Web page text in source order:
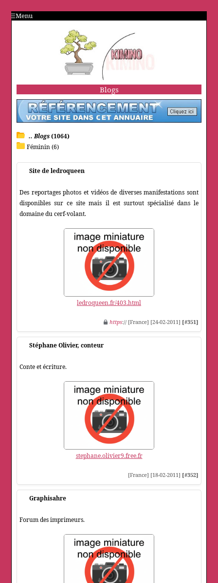
Menu
Blogs
.. Blogs(1064)
Féminin (6)
Site de ledroqueen
Des reportages photos et vidéos de diverses manifestations sont
disponibles sur ce site mais il est surtout spécialisé dans le
domaine du cerf-volant.
ledroqueen.fr/403.html
https:// [France] [24-02-2011] [#351]
Stéphane Olivier, conteur
Conte et écriture.
stephane.olivier9.free.fr
[France] [18-02-2011] [#352]
Graphisahre
Forum des imprimeurs.